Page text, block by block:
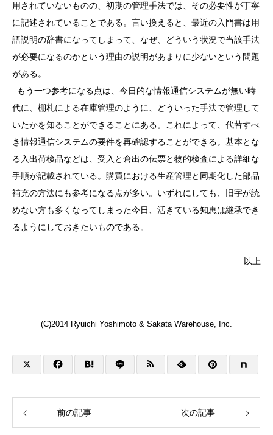
用されていないものの、初期の管理手法では、その必要性が丁寧
に記述されていることである。言い換えると、最近の入門書は用
語説明の辞書になってしまって、なぜ、どういう状況で当該手法
が必要になるのかという理由の説明があまりに少ないという問題
がある。
もう一つ参考になる点は、今日的な情報通信システムが無い時
代に、棚札による在庫管理のように、どういった手法で管理して
いたかを知ることができることにある。これによって、代替すべ
き情報通信システムの要件を再確認することができる。基本とな
る入出荷検品などは、受入と倉出の伝票と物的検査による詳細な
手順が記載されている。購買における生産管理と同期化した部品
補充の方法にも参考になる点が多い。いずれにしても、旧字が読
めない方も多くなってしまった今日、活きている知恵は継承でき
るようにしておきたいものである。
以上
(C)2014 Ryuichi Yoshimoto & Sakata Warehouse, Inc.
前の記事 次の記事